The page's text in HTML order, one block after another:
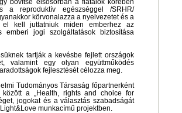
bővítse elsősorban a fiatalok körében
a reproduktív egészséggel /SRHR/
körvonalazza a nyelvezetet és a
el kell juttatniuk miden emberhez az
emberi jogi szolgáltatások biztosítása
tartják a kevésbe fejlett országok
valamint egy olyan együttműködés
fejlesztését célozza meg.
Tudományos Társaság főpartnerként
a „Health, rights and choice for
jogokat és a választás szabadságát
munkacímű projektben.